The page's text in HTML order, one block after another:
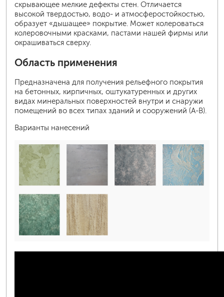
скрывающее мелкие дефекты стен. Отличается
высокой твердостью, водо- и атмосферостойкостью,
образует «дышащее» покрытие. Может колероваться
колеровочными красками, пастами нашей фирмы или
окрашиваться сверху.
Область применения
Предназначена для получения рельефного покрытия
на бетонных, кирпичных, оштукатуренных и других
видах минеральных поверхностей внутри и снаружи
помещений во всех типах зданий и сооружений (А-В).
Варианты нанесений